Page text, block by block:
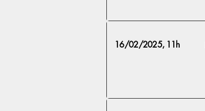
16/02/2025, 11h